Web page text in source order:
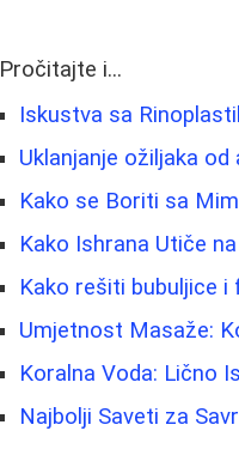
Pročitajte i...
Iskustva sa
Uklanjanje ožiljaka
Kako se Boriti sa
Kako Ishrana Utiče
Kako rešiti bubuljice i
Umjetnost Masaže:
Koralna Voda: Lično
Najbolji Saveti za